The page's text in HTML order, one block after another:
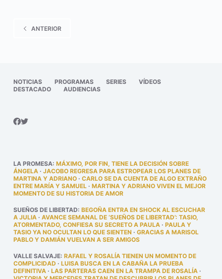
ANTERIOR
NOTICIAS PROGRAMAS SERIES
VÍDEOS
DESTACADO
AUDIENCIAS
LA PROMESA: MÁXIMO, POR FIN, TIENE LA DECISIÓN SOBRE
ÁNGELA· JACOBO REGRESA PARA ESTROPEAR LOS PLANES DE
MARTINA Y ADRIANO· CARLO SE DA CUENTA DE ALGO EXTRAÑO
ENTRE MARÍA Y SAMUEL· MARTINA Y ADRIANO VIVEN EL MEJOR
MOMENTO DE SU HISTORIA DE AMOR
SUEÑOS DE LIBERTAD: BEGOÑA ENTRA EN SHOCK AL ESCUCHAR
A JULIA· AVANCE SEMANAL DE ‘SUEÑOS DE LIBERTAD’: TASIO,
ATORMENTADO, CONFIESA SU SECRETO A PAULA· PAULA Y
TASIO YA NO OCULTAN LO QUE SIENTEN · GRACIAS A MARISOL
PABLO Y DAMIÁN VUELVAN A SER AMIGOS
VALLE SALVAJE: RAFAEL Y ROSALÍA TIENEN UN MOMENTO DE
COMPLICIDAD · LUISA BUSCA EN LA CABAÑA LA PRUEBA
DEFINITIVA· LAS PARTERAS CAEN EN LA TRAMPA DE ROSALÍA·